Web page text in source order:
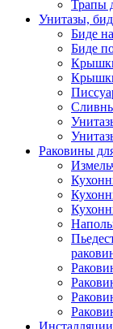
Трапы
Унитазы,
Биде
Биде
Раковины
Инсталляции